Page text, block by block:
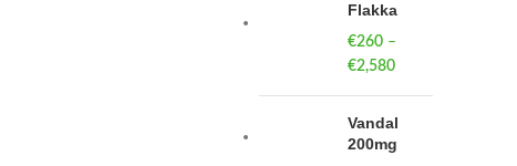
Flakka
€260 –
€2,580
€260
through
Vandal
200mg